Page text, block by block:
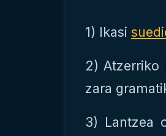
1) Ikasi
2) Atzerriko
zara
3) Lantzea